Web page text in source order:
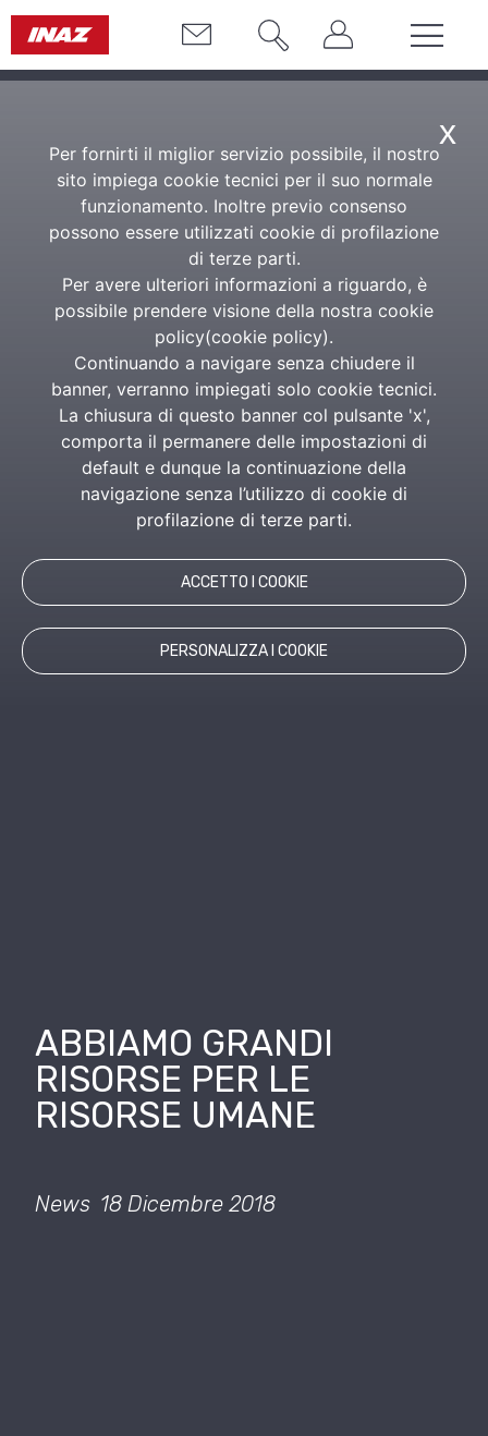
x
Per fornirti il miglior servizio possibile, il nostro
sito impiega cookie tecnici per il suo normale
funzionamento. Inoltre previo consenso
possono essere utilizzati cookie di profilazione
di terze parti.
Per avere ulteriori informazioni a riguardo, è
possibile prendere visione della nostra cookie
policy(cookie policy).
Continuando a navigare senza chiudere il
banner, verranno impiegati solo cookie tecnici.
La chiusura di questo banner col pulsante 'x',
comporta il permanere delle impostazioni di
default e dunque la continuazione della
navigazione senza l’utilizzo di cookie di
profilazione di terze parti.
ACCETTO I COOKIE
PERSONALIZZA I COOKIE
ABBIAMO GRANDI
RISORSE PER LE
RISORSE UMANE
News 18 Dicembre 2018